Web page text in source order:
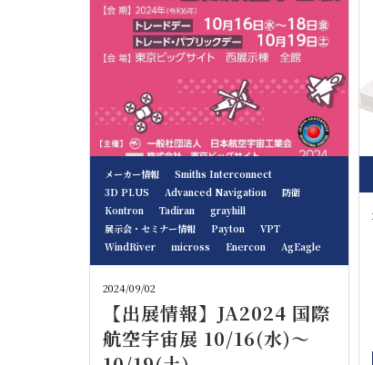
メーカー情報
Smiths Interconnect
3D PLUS
Advanced Navigation
防衛
Kontron
Tadiran
grayhill
展示会・セミナー情報
Payton
VPT
WindRiver
ｍicross Enercon AgEagle
2024/09/02
【出展情報】JA2024 国際
航空宇宙展 10/16(水)～